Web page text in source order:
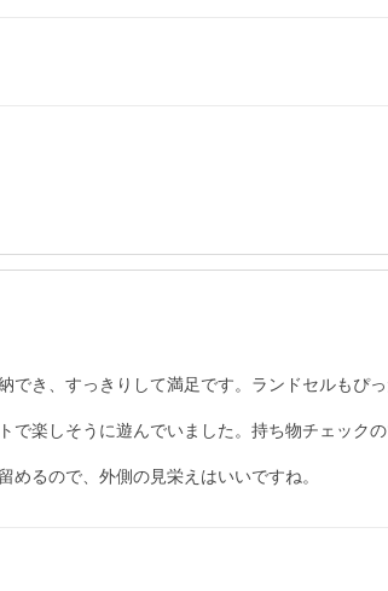
き、すっきりして満足です。ランドセルもぴ
楽しそうに遊んでいました。持ち物チェック
るので、外側の見栄えはいいですね。